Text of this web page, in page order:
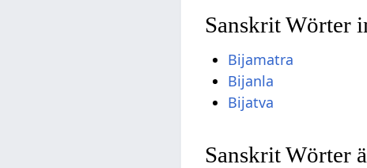
Sanskrit Wörter
Bijamatra
Bijanla
Bijatva
Sanskrit Wörter